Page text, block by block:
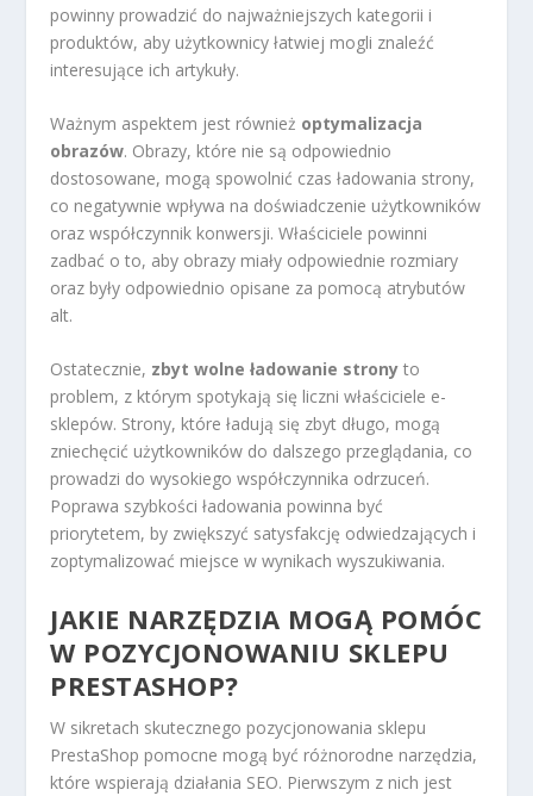
powinny prowadzić do najważniejszych kategorii i
produktów, aby użytkownicy łatwiej mogli znaleźć
interesujące ich artykuły.
Ważnym aspektem jest również optymalizacja
obrazów. Obrazy, które nie są odpowiednio
dostosowane, mogą spowolnić czas ładowania strony,
co negatywnie wpływa na doświadczenie użytkowników
oraz współczynnik konwersji. Właściciele powinni
zadbać o to, aby obrazy miały odpowiednie rozmiary
oraz były odpowiednio opisane za pomocą atrybutów
alt.
Ostatecznie, zbyt wolne ładowanie strony to
problem, z którym spotykają się liczni właściciele e-
sklepów. Strony, które ładują się zbyt długo, mogą
zniechęcić użytkowników do dalszego przeglądania, co
prowadzi do wysokiego współczynnika odrzuceń.
Poprawa szybkości ładowania powinna być
priorytetem, by zwiększyć satysfakcję odwiedzających i
zoptymalizować miejsce w wynikach wyszukiwania.
JAKIE NARZĘDZIA MOGĄ POMÓC
W POZYCJONOWANIU SKLEPU
PRESTASHOP?
W sikretach skutecznego pozycjonowania sklepu
PrestaShop pomocne mogą być różnorodne narzędzia,
które wspierają działania SEO. Pierwszym z nich jest